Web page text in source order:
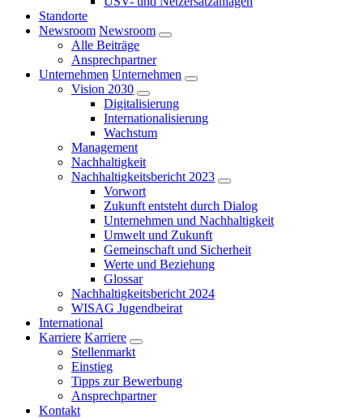
Standorte
Newsroom Newsroom
Alle Beiträge
Ansprechpartner
Unternehmen Unternehmen
Vision 2030
Digitalisierung
Internationalisierung
Wachstum
Management
Nachhaltigkeit
Nachhaltigkeitsbericht 2023
Vorwort
Zukunft entsteht durch Dialog
Unternehmen und Nachhaltigkeit
Umwelt und Zukunft
Gemeinschaft und Sicherheit
Werte und Beziehung
Glossar
Nachhaltigkeitsbericht 2024
WISAG Jugendbeirat
International
Karriere Karriere
Stellenmarkt
Einstieg
Tipps zur Bewerbung
Ansprechpartner
Kontakt